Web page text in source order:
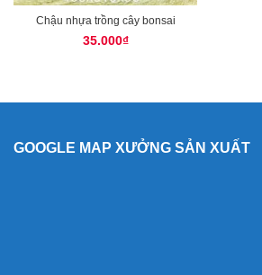
Chậu nhựa trồng cây bonsai
35.000₫
GOOGLE MAP XƯỞNG SẢN XUẤT